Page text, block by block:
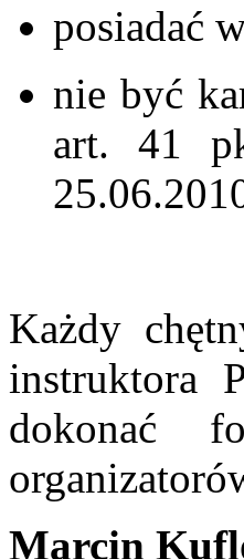
posiadać
nie być
art. 41
Każdy
instruktora
dokonać
Marcin